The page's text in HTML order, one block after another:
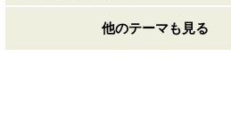
他のテーマも見る